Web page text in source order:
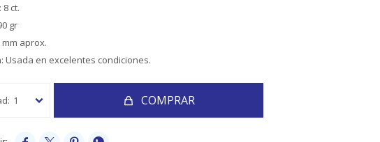
ct.
gr
mm aprox.
Usada en excelentes condiciones.
1 COMPRAR